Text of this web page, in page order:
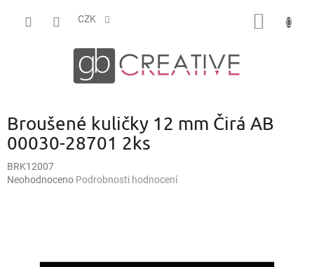
CZK
Broušené kuličky 12 mm Čirá AB
00030-28701 2ks
BRK12007
Průměrné
Neohodnoceno Podrobnosti hodnocení